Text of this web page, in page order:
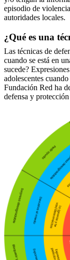
episodio de
autoridades locales.
¿Qué es una
Las técnicas de
cuando se está en
sucede?
adolescentes
Fundación Red ha
defensa y